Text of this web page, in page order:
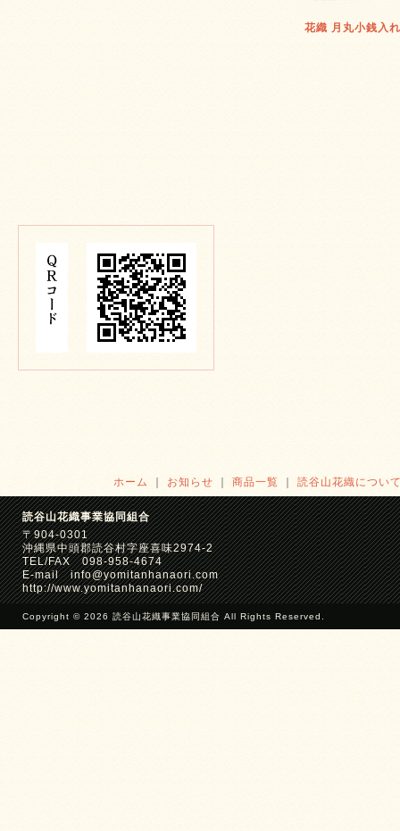
花織 月丸小銭入れ
ホーム お知らせ 商品一覧 読谷山花織につい
読谷山花織事業協同組合
〒904-0301
沖縄県中頭郡読谷村字座喜味2974-2
TEL/FAX 098-958-4674
E-mail info@yomitanhanaori.com
http://www.yomitanhanaori.com/
Copyright © 2026 読谷山花織事業協同組合 All Rights Reserved.